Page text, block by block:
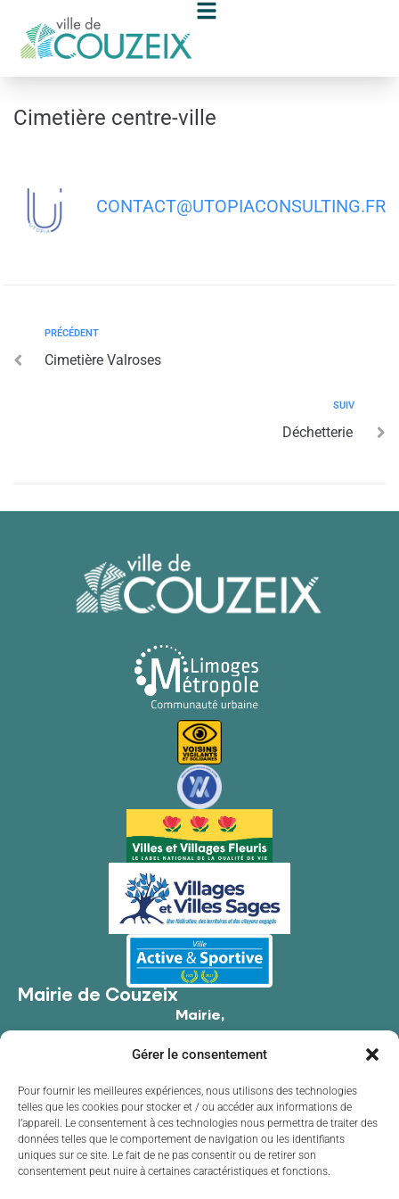
Gérer le consentement
Pour fournir les meilleures expériences, nous utilisons des technologies
telles que les cookies pour stocker et / ou accéder aux informations de
l’appareil. Le consentement à ces technologies nous permettra de traiter des
données telles que le comportement de navigation ou les identifiants
uniques sur ce site. Le fait de ne pas consentir ou de retirer son
consentement peut nuire à certaines caractéristiques et fonctions.
Cimetière centre-ville
CONTACT@UTOPIACONSULTING.FR
PRÉCÉDENT
Cimetière Valroses
SUIV
Déchetterie
Mairie de Couzeix
Mairie,
87270 Couzeix
05 55 39 34 09
Contacter la mairie
Horaires d'ouverture
Lundide 8h30 à 12h00 et de 13h30 à 17h30
Mardi
de 8h30 à 12h00 et de 13h30 à 17h30